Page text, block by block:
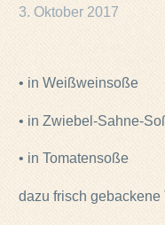
3. Oktober 2017
• in Weißweinsoße
• in Zwiebel-Sahne-
• in Tomatensoße
dazu frisch